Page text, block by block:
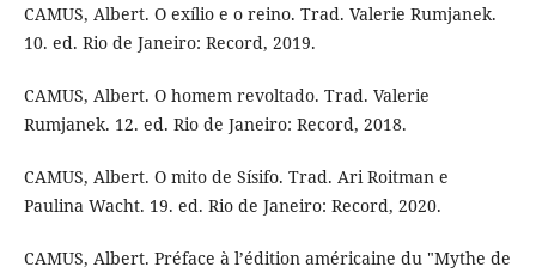
CAMUS, Albert. O exílio e o reino. Trad. Valerie Rumjanek.
10. ed. Rio de Janeiro: Record, 2019.
CAMUS, Albert. O homem revoltado. Trad. Valerie
Rumjanek. 12. ed. Rio de Janeiro: Record, 2018.
CAMUS, Albert. O mito de Sísifo. Trad. Ari Roitman e
Paulina Wacht. 19. ed. Rio de Janeiro: Record, 2020.
CAMUS, Albert. Préface à l’édition américaine du "Mythe de